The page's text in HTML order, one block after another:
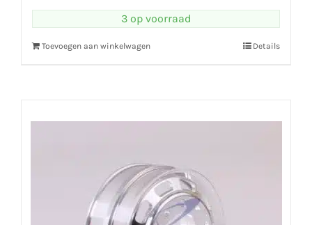
3 op voorraad
Toevoegen aan winkelwagen Details